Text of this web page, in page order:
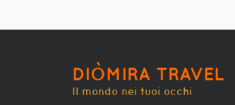
DIÒMIRA TRAVEL
Il mondo nei tuoi occhi